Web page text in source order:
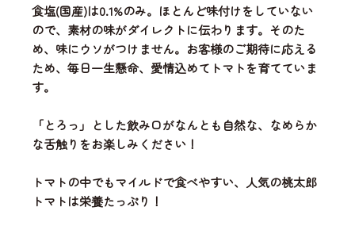
食塩(国産)は0.1%のみ。ほとんど味付けをしていない
ので、素材の味がダイレクトに伝わります。そのた
め、味にウソがつけません。お客様のご期待に応える
ため、毎日一生懸命、愛情込めてトマトを育てていま
す。
「とろっ」とした飲み口がなんとも自然な、なめらか
な舌触りをお楽しみください！
トマトの中でもマイルドで食べやすい、人気の桃太郎
トマトは栄養たっぷり！